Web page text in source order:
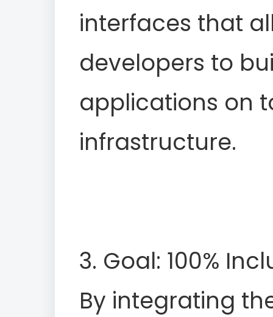
interfaces that
developers to
applications on
infrastructure.
3. Goal: 100%
By integrating